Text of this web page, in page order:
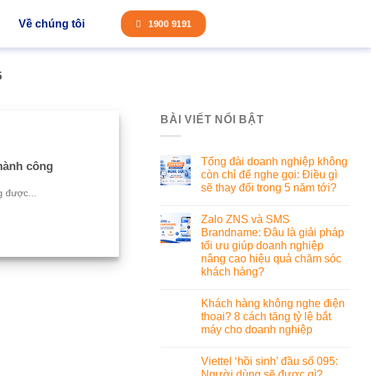
Về chúng tôi 1900 9191
công
BÀI VIẾT NỔI BẬT
Tổng đài doanh nghiệp không
còn chỉ để nghe gọi: Điều gì
sẽ thay đổi trong 5 năm tới?
Zalo ZNS và SMS
Brandname: Đâu là giải pháp
tối ưu giúp doanh nghiệp
nâng cao hiệu quả chăm sóc
khách hàng?
Khách hàng không nghe điện
thoại? 8 cách tăng tỷ lệ bắt
máy cho doanh nghiệp
Viettel ‘hồi sinh’ đầu số 095: